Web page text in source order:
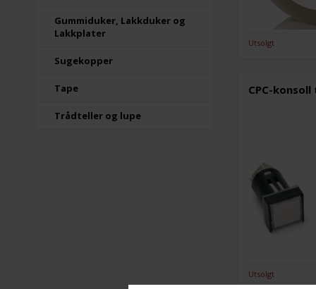
Gummiduker, Lakkduker og
Lakkplater
Sugekopper
Tape
Trådteller og lupe
Utsolgt
CPC-
Utsolgt